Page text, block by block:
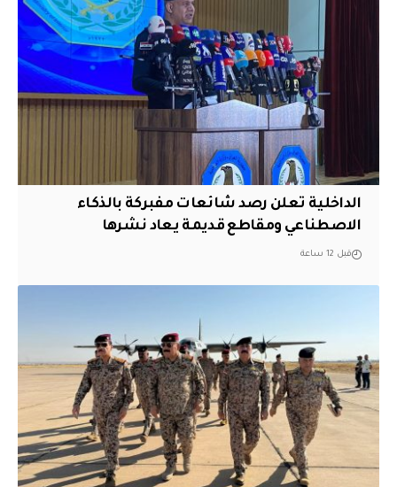
الداخلية تعلن رصد شائعات مفبركة بالذكاء
الاصطناعي ومقاطع قديمة يعاد نشرها
قبل 12 ساعة